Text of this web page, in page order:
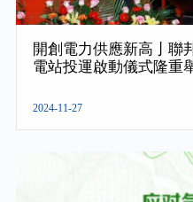
開創電力供應新高亅聯
電站投運啟動儀式隆重
2024-11-27